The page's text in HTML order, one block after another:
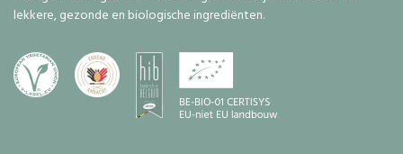
lekkere, gezonde en biologische ingrediënten.